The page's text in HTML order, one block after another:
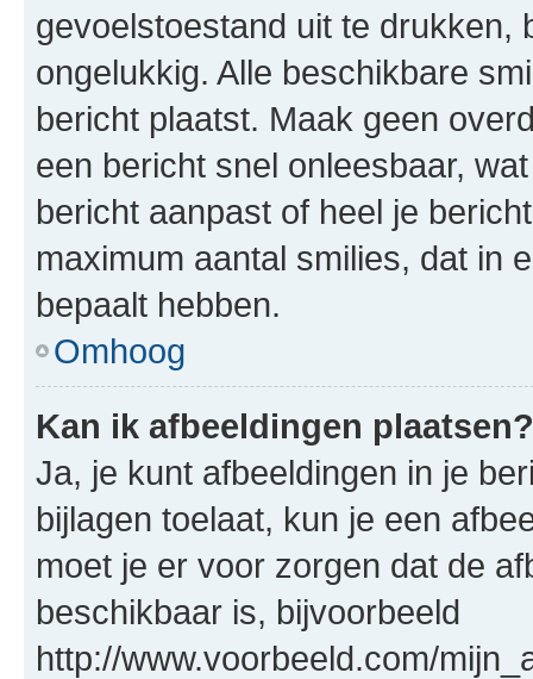
gevoelstoestand uit te drukken,
ongelukkig. Alle beschikbare
bericht plaatst. Maak geen
een bericht snel onleesbaar,
bericht aanpast of heel je
maximum aantal smilies, dat in
bepaalt hebben.
Omhoog
Kan ik afbeeldingen plaatsen?
Ja, je kunt afbeeldingen in je
bijlagen toelaat, kun je een
moet je er voor zorgen dat de
beschikbaar is, bijvoorbeeld
http://www.voorbeeld.com/